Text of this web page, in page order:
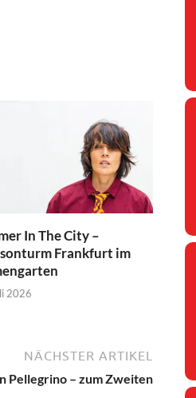
In The City –
Frankfurt im
2026
NÄCHSTER ARTIKEL
Pellegrino – zum Zweiten